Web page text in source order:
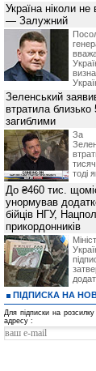
Україна ніколи
— Залужний
Зеленський
втратила близько
загиблими
За
тоді
До ₴460 тис.
унормував
бійців НГУ,
прикордонників
ПІДПИСКА НА
Для підписки на
адресу :